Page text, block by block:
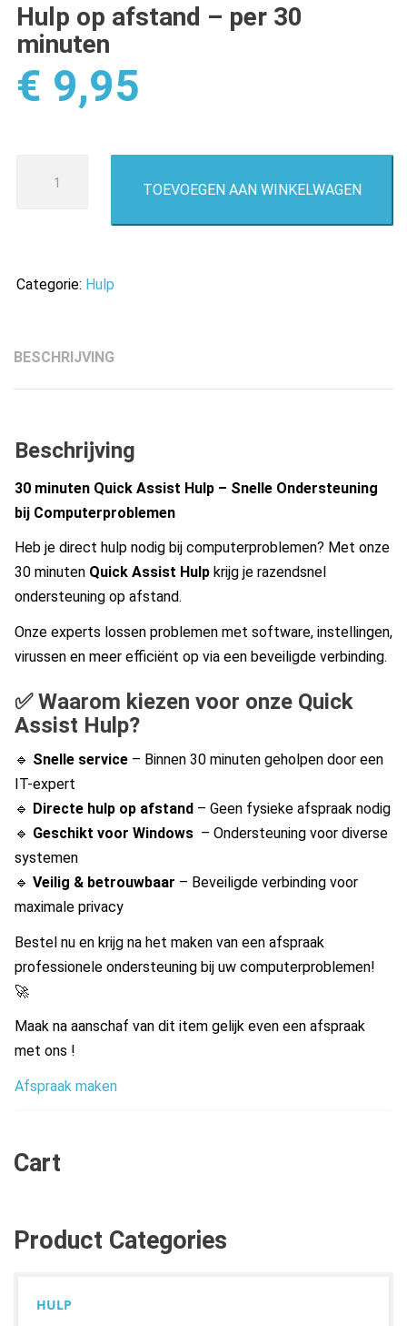
Hulp op afstand – per 30
minuten
€ 9,95
30
TOEVOEGEN AAN WINKELWAGEN
Categorie: Hulp
BESCHRIJVING
Beschrijving
30 minuten Quick Assist Hulp – Snelle Ondersteuning
bij Computerproblemen
Heb je direct hulp nodig bij computerproblemen? Met onze
30 minuten Quick Assist Hulp krijg je razendsnel
ondersteuning op afstand.
Onze experts lossen problemen met software, instellingen,
virussen en meer efficiënt op via een beveiligde verbinding.
✅ Waarom kiezen voor onze Quick
Assist Hulp?
🔹 Snelle service – Binnen 30 minuten geholpen door een
IT-expert
🔹 Directe hulp op afstand – Geen fysieke afspraak nodig
🔹 Geschikt voor Windows – Ondersteuning voor diverse
systemen
🔹 Veilig & betrouwbaar – Beveiligde verbinding voor
maximale privacy
Bestel nu en krijg na het maken van een afspraak
professionele ondersteuning bij uw computerproblemen!
🚀
Maak na aanschaf van dit item gelijk even een afspraak
met ons !
Afspraak maken
Cart
Product Categories
HULP